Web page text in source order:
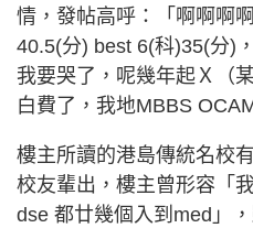
情，發帖高呼：「啊啊啊
40.5(分) best 6(科)35(分)
我要哭了，呢幾年起Ｘ（
白費了，我地MBBS
樓主所讀的港島傳統名校
校友輩出，樓主曾形容「
dse 都廿幾個入到med」